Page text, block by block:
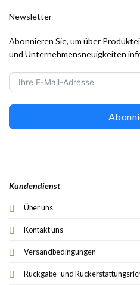
Kundendienst
Über uns
Kontakt uns
Versandbedingungen
Rückgabe- und
Newsletter
Abonnieren Sie, um über
und Unternehmensneuigkeiten